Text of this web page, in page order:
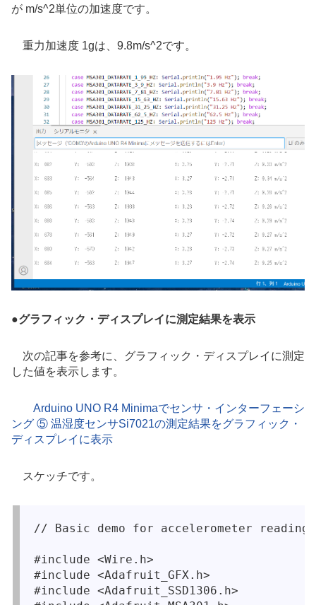
が m/s^2単位の加速度です。
重力加速度 1gは、9.8m/s^2です。
●グラフィック・ディスプレイに測定結果を表示
次の記事を参考に、グラフィック・ディスプレイに測定
した値を表示します。
Arduino UNO R4 Minimaでセンサ・インターフェーシ
ング ⑤ 温湿度センサSi7021の測定結果をグラフィック・
ディスプレイに表示
スケッチです。
// Basic demo for accelerometer
#include <Wire.h>
#include <Adafruit_GFX.h>
#include <Adafruit_SSD1306.h>